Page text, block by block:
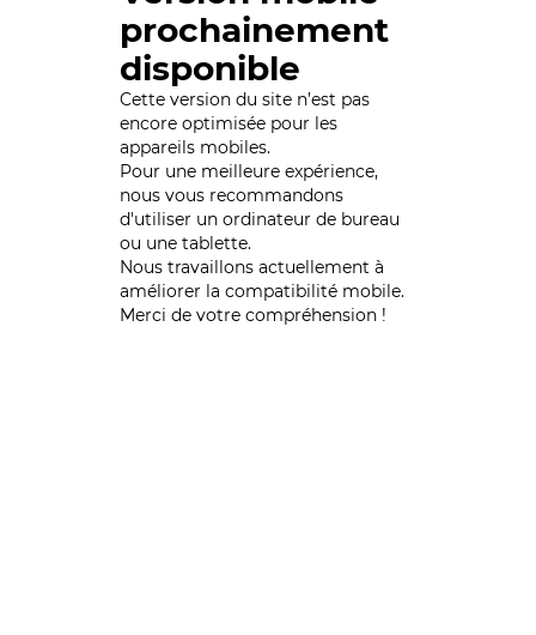
prochainement
disponible
Cette version du site n’est pas
encore optimisée pour les
appareils mobiles.
Pour une meilleure expérience,
nous vous recommandons
d'utiliser un ordinateur de bureau
ou une tablette.
Nous travaillons actuellement à
améliorer la compatibilité mobile.
Merci de votre compréhension !